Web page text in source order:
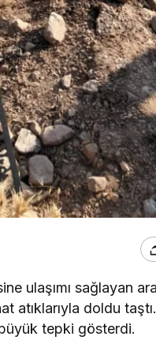
ulaşımı sağlayan
atıklarıyla doldu
tepki gösterdi.